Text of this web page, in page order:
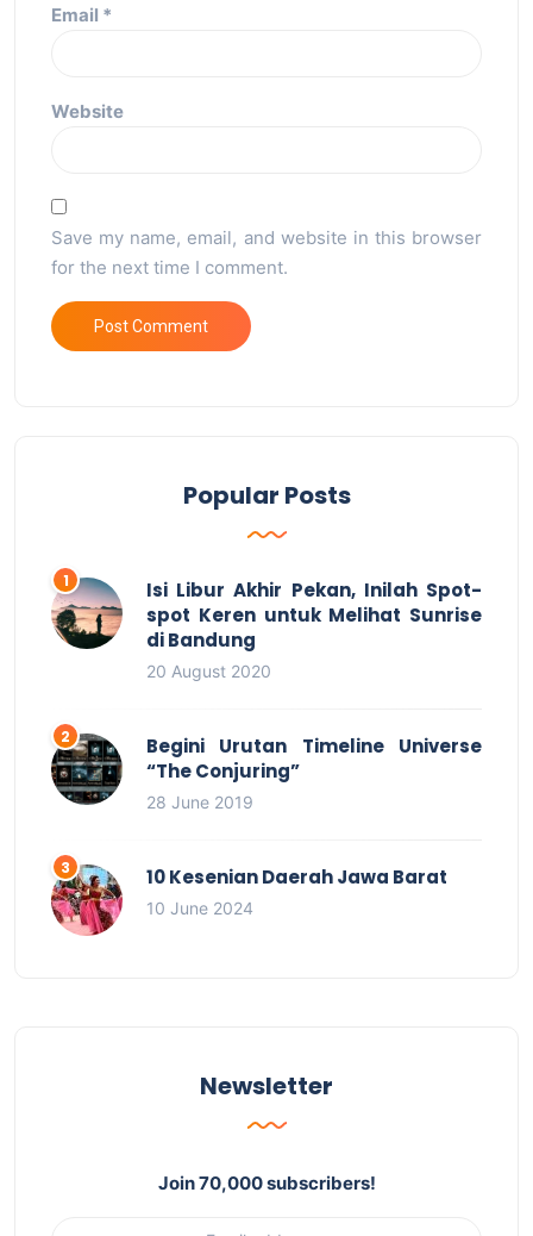
Email *
Website
Save my name, email, and website in this browser
for the next time I comment.
Popular Posts
Isi Libur Akhir Pekan, Inilah Spot-
spot Keren untuk Melihat Sunrise
di Bandung
20 August 2020
Begini Urutan Timeline Universe
“The Conjuring”
28 June 2019
10 Kesenian Daerah Jawa Barat
10 June 2024
Newsletter
Join 70,000 subscribers!